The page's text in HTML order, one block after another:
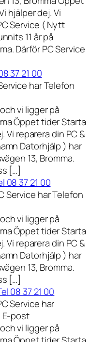
hjälper dej. Vi
Service ( Nytt
11 år på
Därför PC Service
37 21 00
har Telefon
vi ligger på
Öppet tider Starta
Vi reparera din PC &
Datorhjälp ) har
13, Bromma.
[…]
08 37 21 00
Service har Telefon
vi ligger på
Öppet tider Starta
Vi reparera din PC &
Datorhjälp ) har
13, Bromma.
[…]
08 37 21 00
Service har
E-post
vi ligger på